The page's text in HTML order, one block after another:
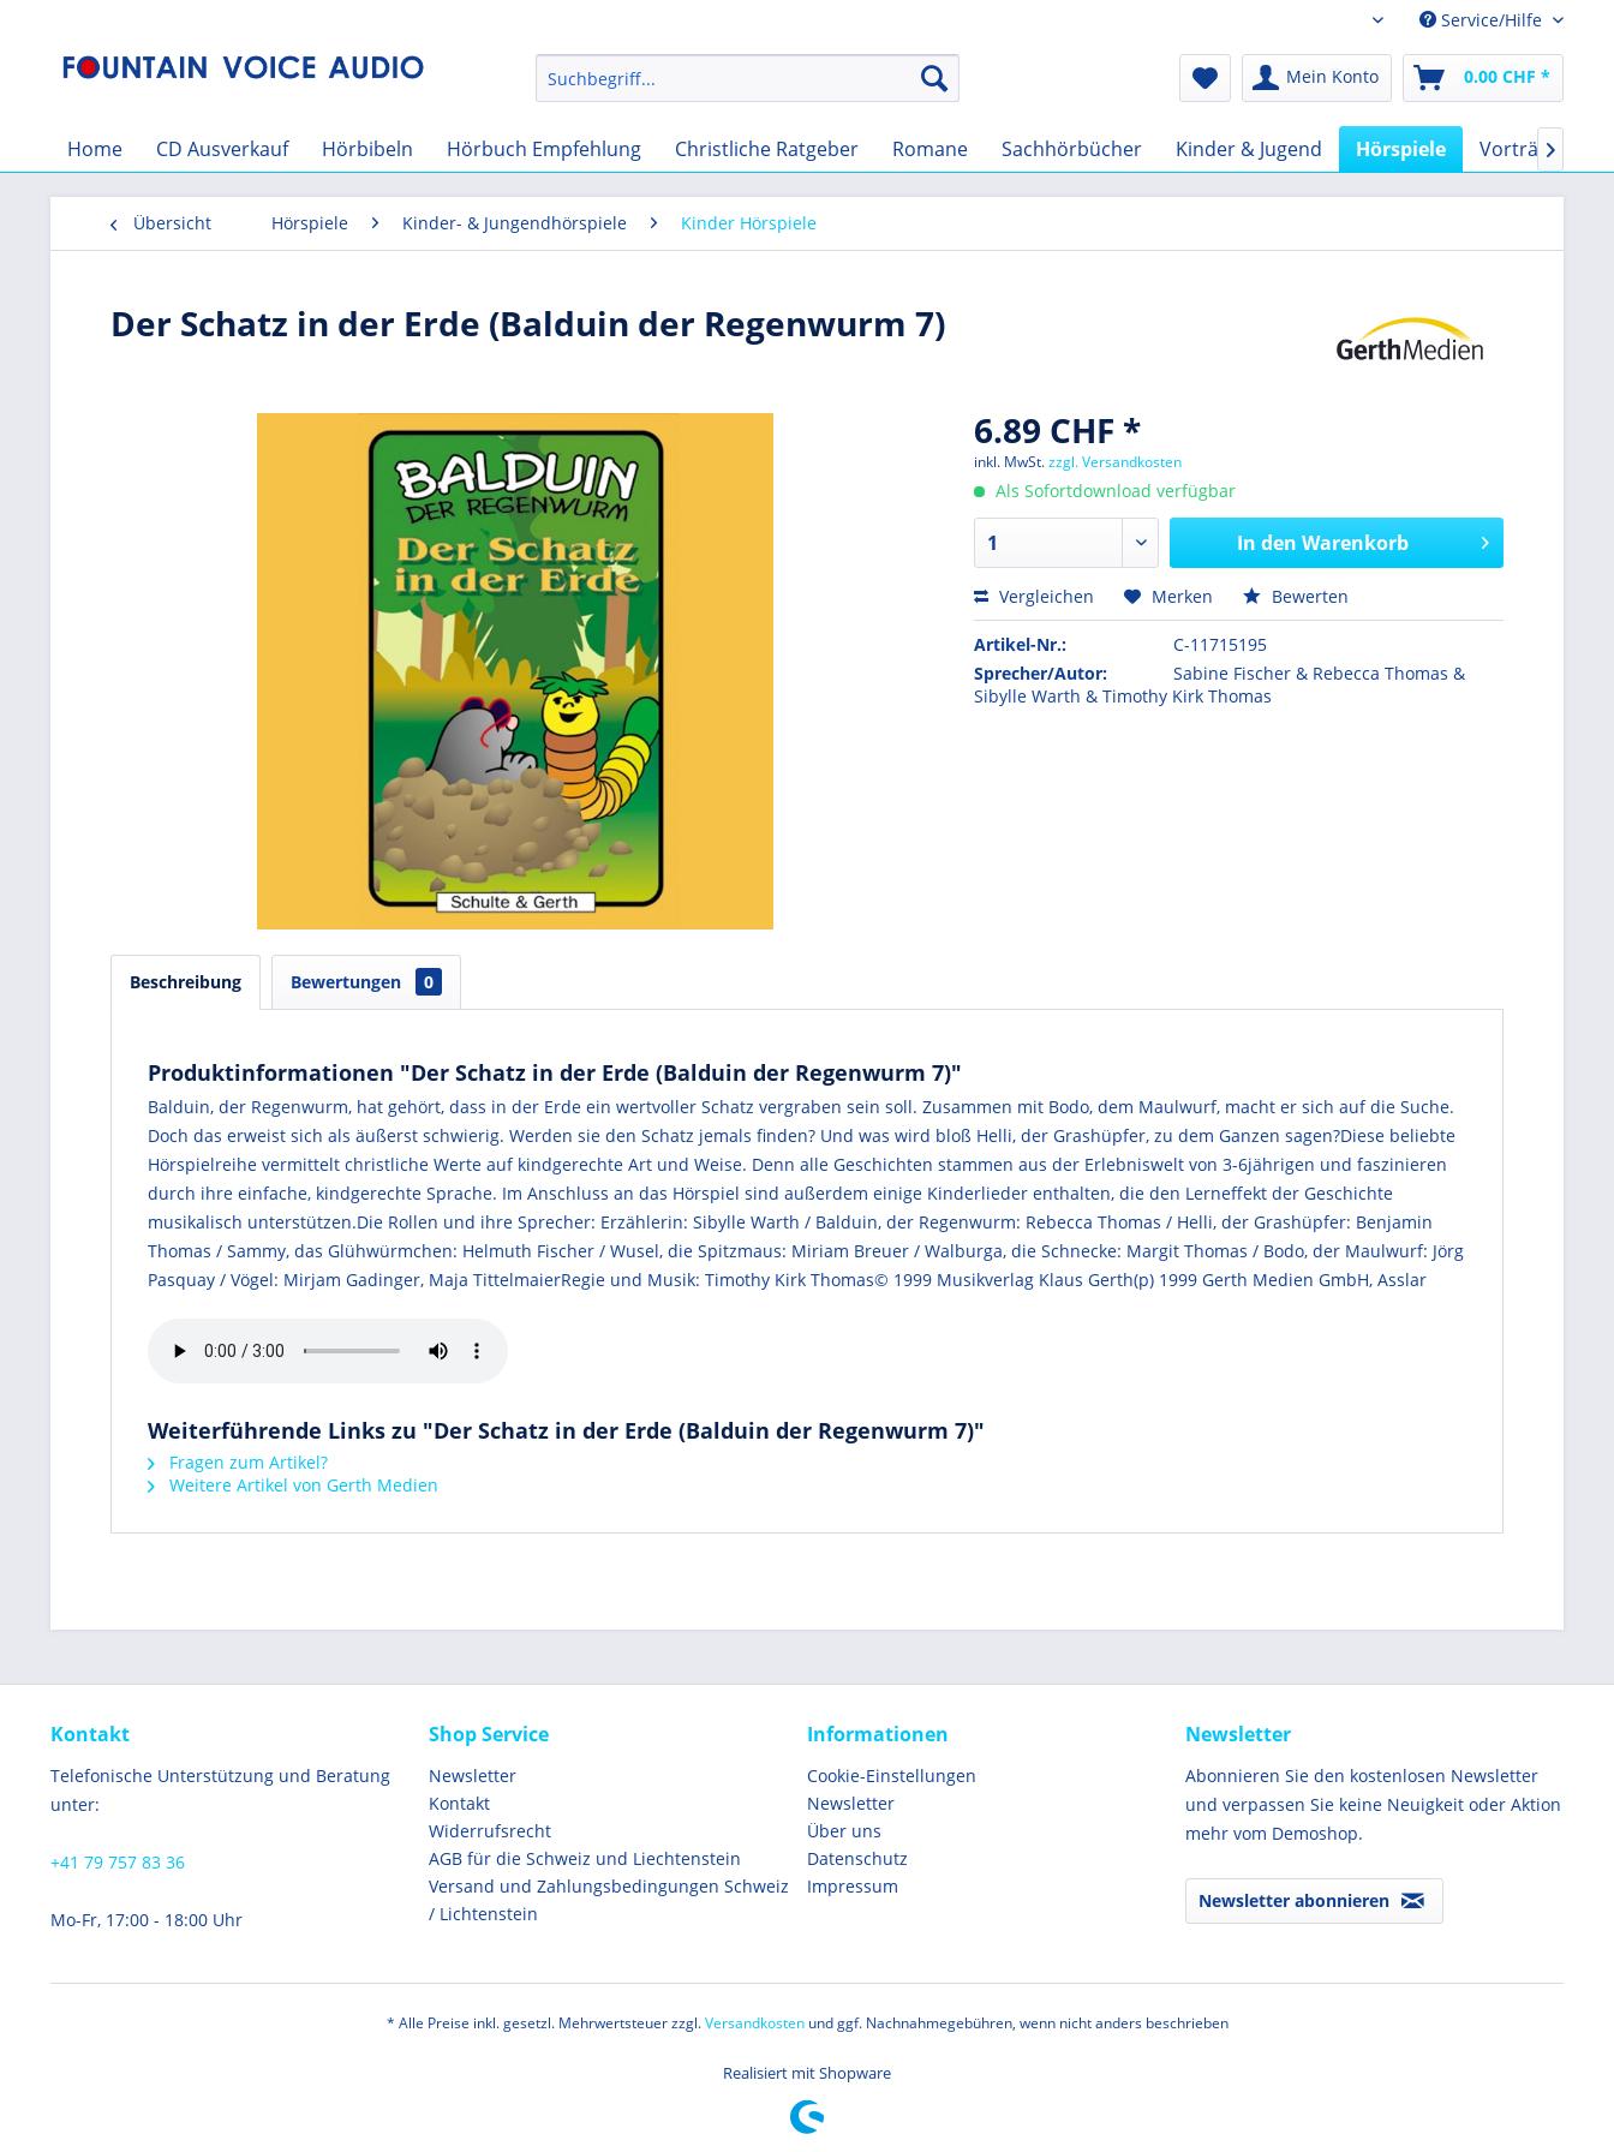
Audio-Book CHFService/Hilfe
Mein Konto 0.00 CHF *
Home CD Ausverkauf Hörbibeln Hörbuch Empfehlung Christliche Ratgeber Romane Sachhörbücher Kinder & Jugend Hörspiele Vorträge

Übersicht Hörspiele Kinder- & Jungendhörspiele Kinder Hörspiele
Der Schatz in der Erde (Balduin der Regenwurm 7)
6.89 CHF *
inkl. MwSt.zzgl. Versandkosten
Als Sofortdownload verfügbar
In den Warenkorb
Vergleichen Merken Bewerten
Artikel-Nr.:
C-11715195
Sprecher/Autor:
Sabine Fischer & Rebecca Thomas &
Sibylle Warth & Timothy Kirk Thomas
Beschreibung Bewertungen 0
Produktinformationen "Der Schatz in der Erde (Balduin der Regenwurm 7)"
Balduin, der Regenwurm, hat gehört, dass in der Erde ein wertvoller Schatz vergraben sein soll. Zusammen mit Bodo, dem Maulwurf, macht er sich auf die Suche.
Doch das erweist sich als äußerst schwierig. Werden sie den Schatz jemals finden? Und was wird bloß Helli, der Grashüpfer, zu dem Ganzen sagen?Diese beliebte
Hörspielreihe vermittelt christliche Werte auf kindgerechte Art und Weise. Denn alle Geschichten stammen aus der Erlebniswelt von 3-6jährigen und faszinieren
durch ihre einfache, kindgerechte Sprache. Im Anschluss an das Hörspiel sind außerdem einige Kinderlieder enthalten, die den Lerneffekt der Geschichte
musikalisch unterstützen.Die Rollen und ihre Sprecher: Erzählerin: Sibylle Warth / Balduin, der Regenwurm: Rebecca Thomas / Helli, der Grashüpfer: Benjamin
Thomas / Sammy, das Glühwürmchen: Helmuth Fischer / Wusel, die Spitzmaus: Miriam Breuer / Walburga, die Schnecke: Margit Thomas / Bodo, der Maulwurf: Jörg
Pasquay / Vögel: Mirjam Gadinger, Maja TittelmaierRegie und Musik: Timothy Kirk Thomas© 1999 Musikverlag Klaus Gerth(p) 1999 Gerth Medien GmbH, Asslar
Weiterführende Links zu "Der Schatz in der Erde (Balduin der Regenwurm 7)"
Fragen zum Artikel?
Weitere Artikel von Gerth Medien
Kontakt
Telefonische Unterstützung und Beratung
unter:
+41 79 757 83 36
Mo-Fr, 17:00 - 18:00 Uhr
Shop Service
Newsletter
Kontakt
Widerrufsrecht
AGB für die Schweiz und Liechtenstein
Versand und Zahlungsbedingungen Schweiz
/ Lichtenstein
Informationen
Cookie-Einstellungen
Newsletter
Über uns
Datenschutz
Impressum
Newsletter
Abonnieren Sie den kostenlosen Newsletter
und verpassen Sie keine Neuigkeit oder Aktion
mehr vom Demoshop.
Newsletter abonnieren
* Alle Preise inkl. gesetzl. Mehrwertsteuer zzgl.Versandkostenund ggf. Nachnahmegebühren, wenn nicht anders beschrieben
Realisiert mit Shopware